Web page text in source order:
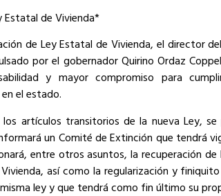
Estatal de Vivienda*
de Ley Estatal de Vivienda, el director
por el gobernador Quirino Ordaz
y mayor compromiso para
el estado.
artículos transitorios de la nueva Ley,
un Comité de Extinción que tendrá
entre otros asuntos, la recuperación
así como la regularización y
ley y que tendrá como fin último su